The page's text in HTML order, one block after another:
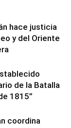
hace justicia
y del Oriente
de la Batalla
1815”
coordina